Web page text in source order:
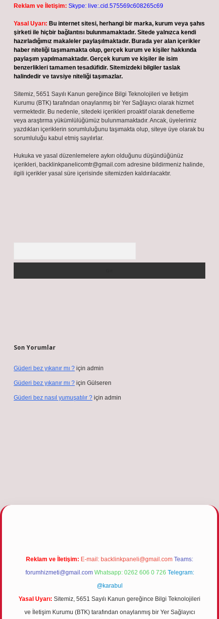
Reklam ve İletişim: Skype: live:.cid.575569c608265c69
Yasal Uyarı: Bu internet sitesi, herhangi bir marka, kurum veya şahıs
şirketi ile hiçbir bağlantısı bulunmamaktadır. Sitede yalnızca kendi
hazırladığımız makaleler paylaşılmaktadır. Burada yer alan içerikler
haber niteliği taşımamakta olup, gerçek kurum ve kişiler hakkında
paylaşım yapılmamaktadır. Gerçek kurum ve kişiler ile isim
benzerlikleri tamamen tesadüfidir. Sitemizdeki bilgiler taslak
halindedir ve tavsiye niteliği taşımazlar.
Sitemiz, 5651 Sayılı Kanun gereğince Bilgi Teknolojileri ve İletişim
Kurumu (BTK) tarafından onaylanmış bir Yer Sağlayıcı olarak hizmet
vermektedir. Bu nedenle, sitedeki içerikleri proaktif olarak denetleme
veya araştırma yükümlülüğümüz bulunmamaktadır. Ancak, üyelerimiz
yazdıkları içeriklerin sorumluluğunu taşımakta olup, siteye üye olarak bu
sorumluluğu kabul etmiş sayılırlar.
Hukuka ve yasal düzenlemelere aykırı olduğunu düşündüğünüz
içerikleri, backlinkpanelicomtr@gmail.com adresine bildirmeniz halinde,
ilgili içerikler yasal süre içerisinde sitemizden kaldırılacaktır.
Son Yorumlar
Güderi bez yıkanır mı ? için admin
Güderi bez yıkanır mı ? için Gülseren
Güderi bez nasıl yumuşatılır ? için admin
Reklam ve İletişim: E-mail: backlinkpaneli@gmail.com Teams:
forumhizmeti@gmail.com Whatsapp: 0262 606 0 726 Telegram:
@karabul
Yasal Uyarı: Sitemiz, 5651 Sayılı Kanun gereğince Bilgi Teknolojileri
ve İletişim Kurumu (BTK) tarafından onaylanmış bir Yer Sağlayıcı